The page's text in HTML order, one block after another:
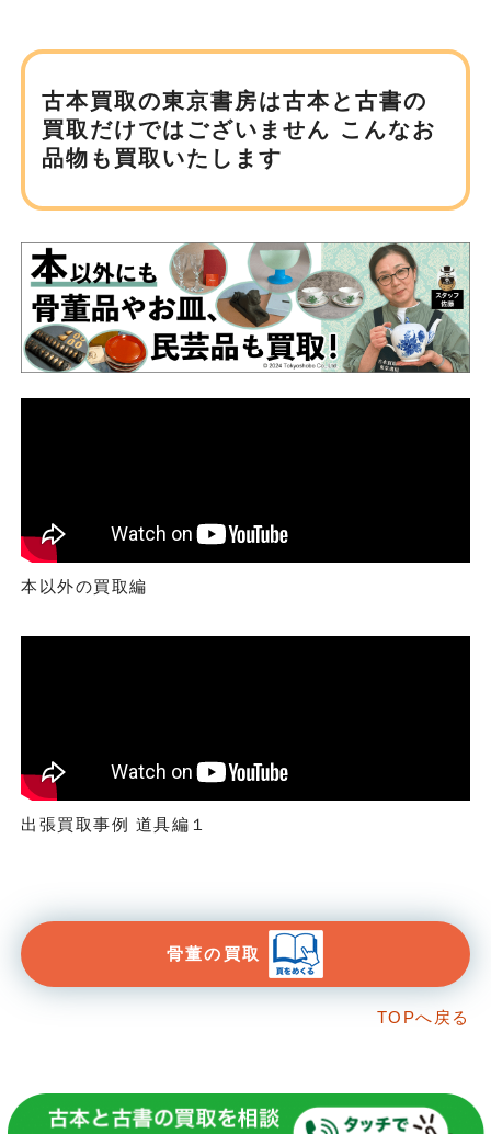
古本買取の東京書房は古本と古書の
買取だけではございません こんなお
品物も買取いたします
本以外の買取編
出張買取事例 道具編１
骨董の買取
TOPへ戻る